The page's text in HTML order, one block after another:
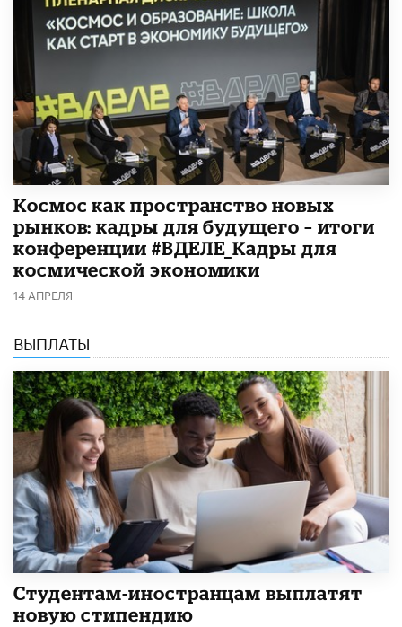
Космос как пространство новых
рынков: кадры для будущего – итоги
конференции #ВДЕЛЕ_Кадры для
космической экономики
14 АПРЕЛЯ
ВЫПЛАТЫ
Студентам-иностранцам выплатят
новую стипендию